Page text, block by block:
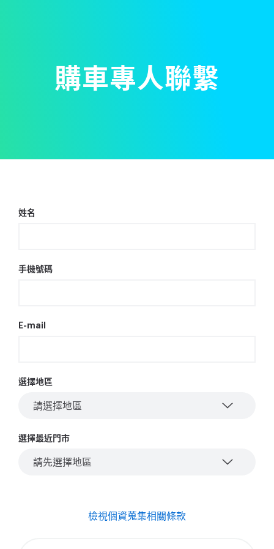
購車專人聯繫
姓名
手機號碼
E-mail
選擇地區
請選擇地區
選擇最近門市
請先選擇地區
檢視個資蒐集相關條款